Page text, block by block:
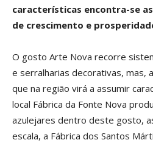
características encontra-se
de crescimento e
O gosto Arte Nova recorre
e serralharias decorativas, mas,
que na região virá a assumir
local Fábrica da Fonte Nova
azulejares dentro deste gosto,
escala, a Fábrica dos Santos